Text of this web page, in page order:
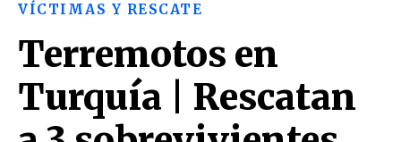
VÍCTIMAS Y RESCATE
Terremotos en
Turquía | Rescatan